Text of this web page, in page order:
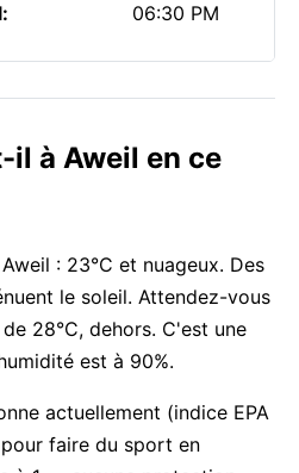
06:30 PM
il à Aweil en ce
: 23°C et nuageux. Des
le soleil. Attendez-vous
28°C, dehors. C'est une
est à 90%.
actuellement (indice EPA
faire du sport en